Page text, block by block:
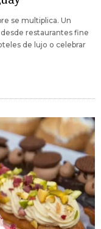
se multiplica. Un
restaurantes fine
de lujo o celebrar